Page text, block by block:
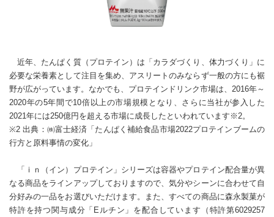
近年、たんぱく質（プロテイン）は「カラダづくり、体力づくり」に
必要な栄養素として注目を集め、アスリートのみならず一般の方にも裾
野が広がっています。なかでも、プロテインドリンク市場は、2016年～
2020年の5年間で10倍以上の市場規模となり、さらに当社が参入した
2021年には250億円を超える市場に成長したといわれています※2。
※2 出典：㈱富士経済「たんぱく補給食品市場2022プロテインブームの
行方と原料事情の変化」
「ｉｎ（イン）プロテイン」シリーズは容器やプロテイン配合量が異
なる商品をラインアップしておりますので、気分やシーンに合わせて自
分好みの一品をお選びいただけます。また、すべての商品に森永製菓が
特許を持つ関与成分「Eルチン」を配合しています（特許第6029257